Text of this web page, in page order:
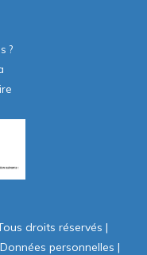
?
droits réservés |
Données personnelles |